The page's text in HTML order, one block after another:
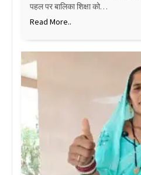
पहल पर बालिका शिक्षा को…
Read More..